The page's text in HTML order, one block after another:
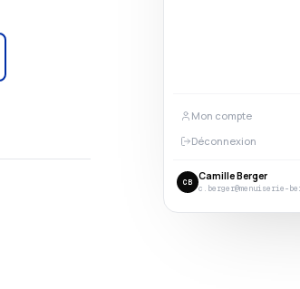
Mon compte
Déconnexion
CB Camille Berger